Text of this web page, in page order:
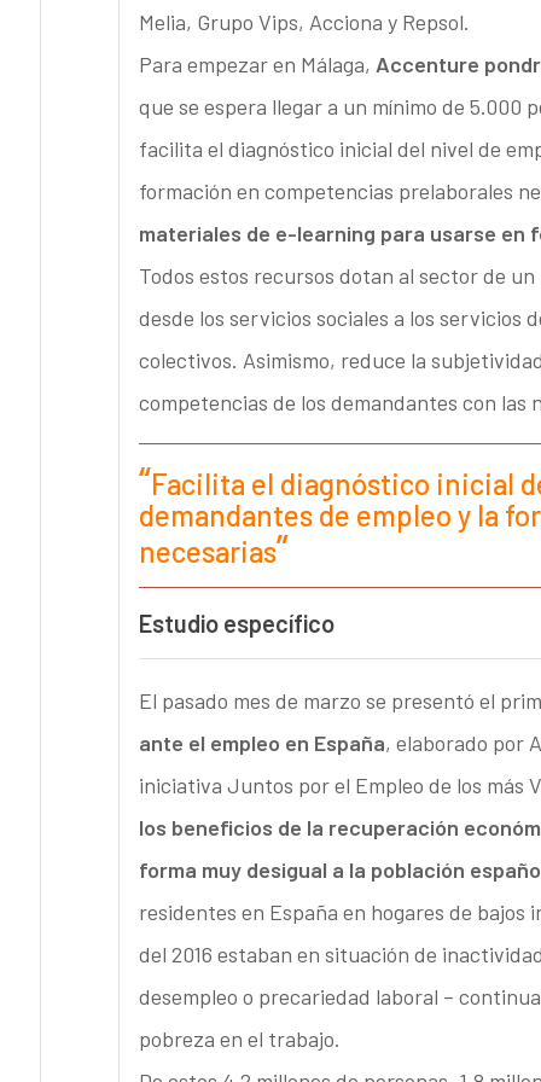
Melia, Grupo Vips, Acciona y Repsol.
Para empezar en Málaga, Accenture
que se espera llegar a un mínimo de 5.000
facilita el diagnóstico inicial del nivel de
formación en competencias prelaborales
materiales de e-learning para usarse en
Todos estos recursos dotan al sector de
desde los servicios sociales a los servicios
colectivos. Asimismo, reduce la
competencias de los demandantes con las
Facilita el diagnóstico inicial
demandantes de empleo y la
necesarias
Estudio específico
El pasado mes de marzo se presentó el
ante el empleo en España, elaborado por
iniciativa Juntos por el Empleo de los más
los beneficios de la recuperación
forma muy desigual a la población
residentes en España en hogares de
del 2016 estaban en situación de
desempleo o precariedad laboral –
pobreza en el trabajo.